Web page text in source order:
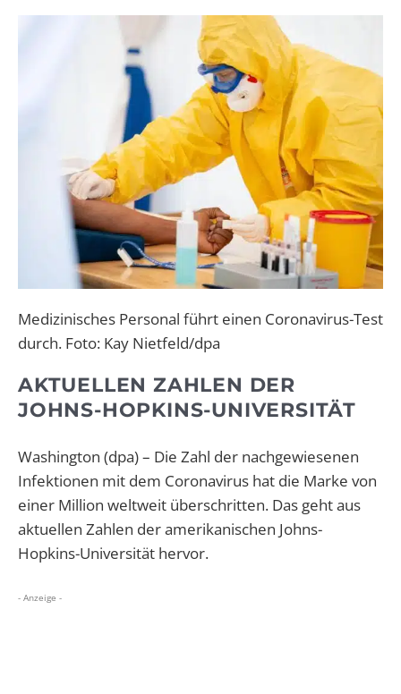
Medizinisches Personal führt einen Coronavirus-Test
durch. Foto: Kay Nietfeld/dpa
AKTUELLEN ZAHLEN DER
JOHNS-HOPKINS-UNIVERSITÄT
Washington (dpa) – Die Zahl der nachgewiesenen
Infektionen mit dem Coronavirus hat die Marke von
einer Million weltweit überschritten. Das geht aus
aktuellen Zahlen der amerikanischen Johns-
Hopkins-Universität hervor.
- Anzeige -